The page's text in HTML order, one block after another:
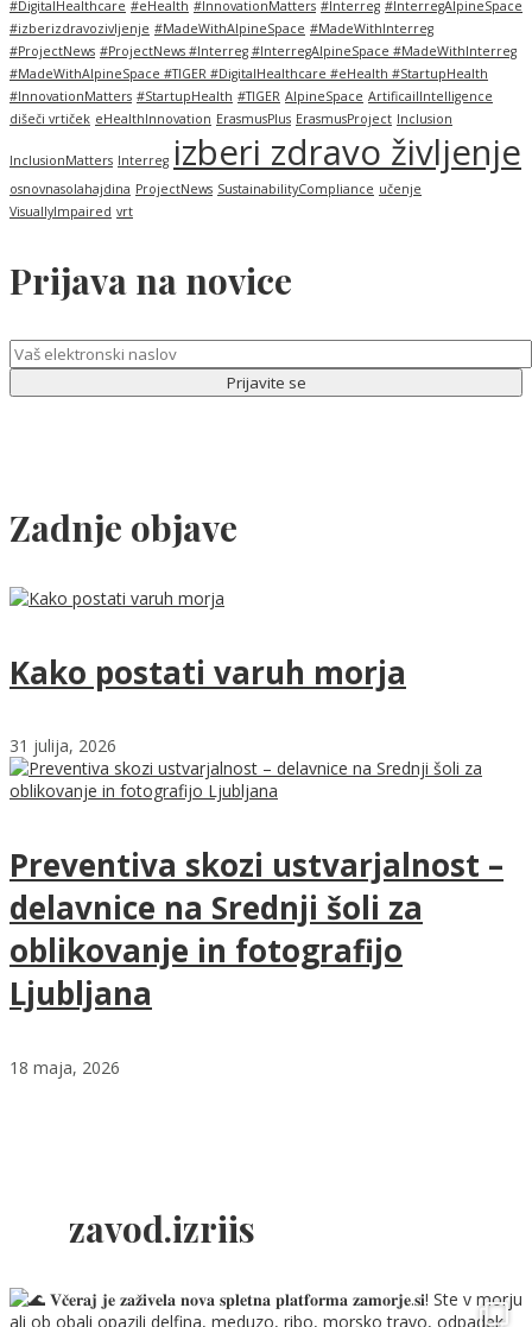
#DigitalHealthcare #eHealth #InnovationMatters #Interreg #InterregAlpineSpace
#izberizdravozivljenje #MadeWithAlpineSpace #MadeWithInterreg
#ProjectNews #ProjectNews #Interreg #InterregAlpineSpace #MadeWithInterreg
#MadeWithAlpineSpace #TIGER #DigitalHealthcare #eHealth #StartupHealth
#InnovationMatters #StartupHealth #TIGER AlpineSpace ArtificailIntelligence
dišeči vrtiček eHealthInnovation ErasmusPlus ErasmusProject Inclusion
InclusionMatters Interreg izberi zdravo življenje
osnovnasolahajdina ProjectNews SustainabilityCompliance učenje
VisuallyImpaired vrt
Prijava na novice
Zadnje objave
Kako postati varuh morja
31 julija, 2026
Preventiva skozi ustvarjalnost –
delavnice na Srednji šoli za
oblikovanje in fotografijo
Ljubljana
18 maja, 2026
zavod.izriis